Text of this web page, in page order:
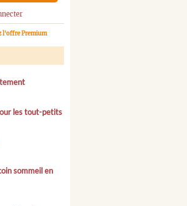
l'offre Premium
les tout-petits
sommeil en